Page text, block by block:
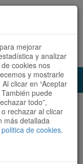
Español | Català
por:Más recientes
mejorar
y analizar
cookies nos
y mostrarle
clicar en “Aceptar
puede
todo”,
rechazar al clicar
más detallada
politica de cookies.